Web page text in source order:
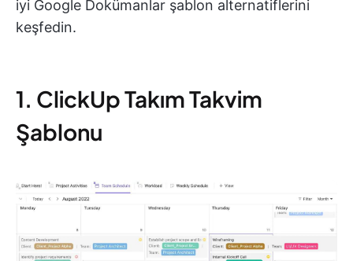
iyi Google Dokümanlar şablon alternatiflerini
keşfedin.
1. ClickUp Takım Takvim
Şablonu